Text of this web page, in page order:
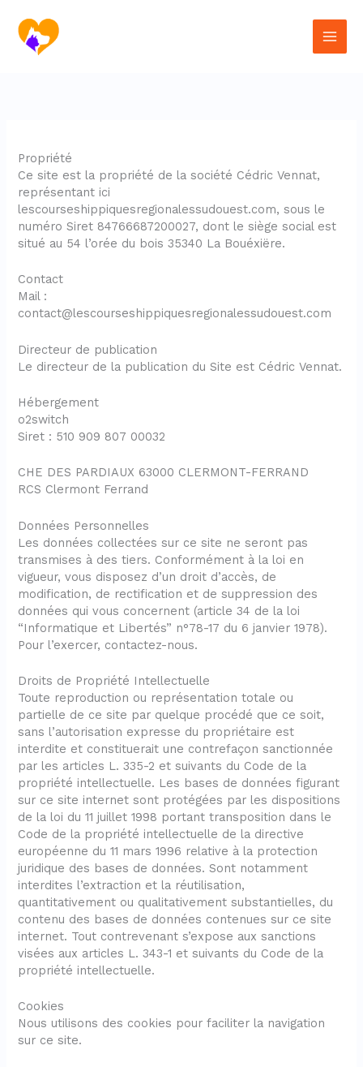
contenu
Propriété
Ce site est la propriété de la société Cédric Vennat,
représentant ici
lescourseshippiquesregionalessudouest.com, sous le
numéro Siret 84766687200027, dont le siège social est
situé au 54 l’orée du bois 35340 La Bouéxiëre.
Contact
Mail :
contact@lescourseshippiquesregionalessudouest.com
Directeur de publication
Le directeur de la publication du Site est Cédric Vennat.
Hébergement
o2switch
Siret : 510 909 807 00032
CHE DES PARDIAUX 63000 CLERMONT-FERRAND
RCS Clermont Ferrand
Données Personnelles
Les données collectées sur ce site ne seront pas
transmises à des tiers. Conformément à la loi en
vigueur, vous disposez d’un droit d’accès, de
modification, de rectification et de suppression des
données qui vous concernent (article 34 de la loi
“Informatique et Libertés” n°78-17 du 6 janvier 1978).
Pour l’exercer, contactez-nous.
Droits de Propriété Intellectuelle
Toute reproduction ou représentation totale ou
partielle de ce site par quelque procédé que ce soit,
sans l’autorisation expresse du propriétaire est
interdite et constituerait une contrefaçon sanctionnée
par les articles L. 335-2 et suivants du Code de la
propriété intellectuelle. Les bases de données figurant
sur ce site internet sont protégées par les dispositions
de la loi du 11 juillet 1998 portant transposition dans le
Code de la propriété intellectuelle de la directive
européenne du 11 mars 1996 relative à la protection
juridique des bases de données. Sont notamment
interdites l’extraction et la réutilisation,
quantitativement ou qualitativement substantielles, du
contenu des bases de données contenues sur ce site
internet. Tout contrevenant s’expose aux sanctions
visées aux articles L. 343-1 et suivants du Code de la
propriété intellectuelle.
Cookies
Nous utilisons des cookies pour faciliter la navigation
sur ce site.